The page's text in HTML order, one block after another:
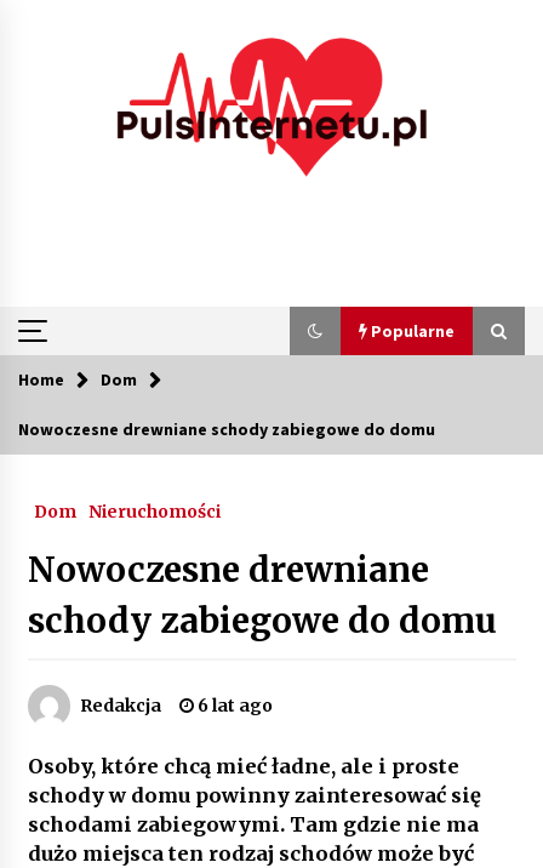
Popularne
Popularne
2 miesiące ago
Poczucie bezpieczeństwa a jasne zasady pracy.
4 miesiące ago
zamontować radio 2DIN i uchwyty na kubki
4 miesiące ago
Piece do pizzy – jak wybrać między piecem na
drewno, gaz i prąd
8 miesięcy ago
Home Dom
Nowoczesne drewniane schody zabiegowe do domu
Dom Nieruchomości
Nowoczesne drewniane
schody zabiegowe do domu
Redakcja 6 lat ago
Osoby, które chcą mieć ładne, ale i proste
schody w domu powinny zainteresować się
schodami zabiegowymi. Tam gdzie nie ma
dużo miejsca ten rodzaj schodów może być